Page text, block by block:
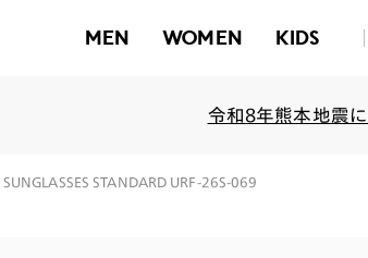
MEN WOMEN KIDS
令和8年熊本地震
SUNGLASSES STANDARD URF-26S-069